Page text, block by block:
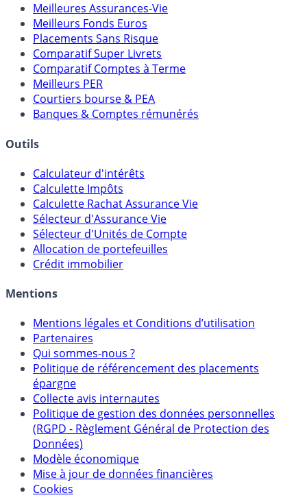
Meilleures Assurances-Vie
Meilleurs Fonds Euros
Placements Sans Risque
Comparatif Super Livrets
Comparatif Comptes à Terme
Meilleurs PER
Courtiers bourse & PEA
Banques & Comptes rémunérés
Outils
Calculateur d'intérêts
Calculette Impôts
Calculette Rachat Assurance Vie
Sélecteur d'Assurance Vie
Sélecteur d'Unités de Compte
Allocation de portefeuilles
Crédit immobilier
Mentions
Mentions légales et Conditions d’utilisation
Partenaires
Qui sommes-nous ?
Politique de référencement des placements
épargne
Collecte avis internautes
Politique de gestion des données personnelles
(RGPD - Règlement Général de Protection des
Données)
Modèle économique
Mise à jour de données financières
Cookies